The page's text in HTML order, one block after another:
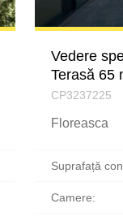
Vedere
Terasă 65
CP3237225
Floreasca
Suprafață
Camere: